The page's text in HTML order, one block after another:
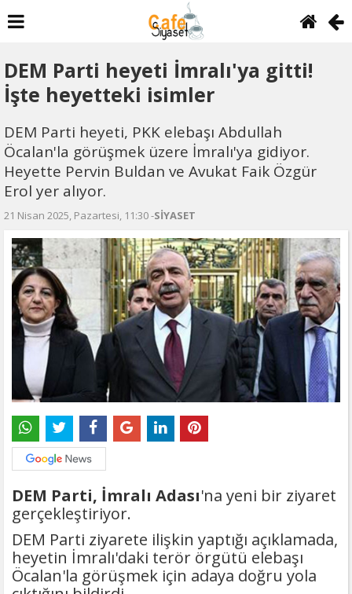
DEM Parti heyeti İmralı'ya gitti!
İşte heyetteki isimler
DEM Parti heyeti, PKK elebaşı Abdullah
Öcalan'la görüşmek üzere İmralı'ya gidiyor.
Heyette Pervin Buldan ve Avukat Faik Özgür
Erol yer alıyor.
21 Nisan 2025, Pazartesi, 11:30 -SİYASET
DEM Parti, İmralı Adası'na yeni bir ziyaret
gerçekleştiriyor.
DEM Parti ziyarete ilişkin yaptığı açıklamada,
heyetin İmralı'daki terör örgütü elebaşı
Öcalan'la görüşmek için adaya doğru yola